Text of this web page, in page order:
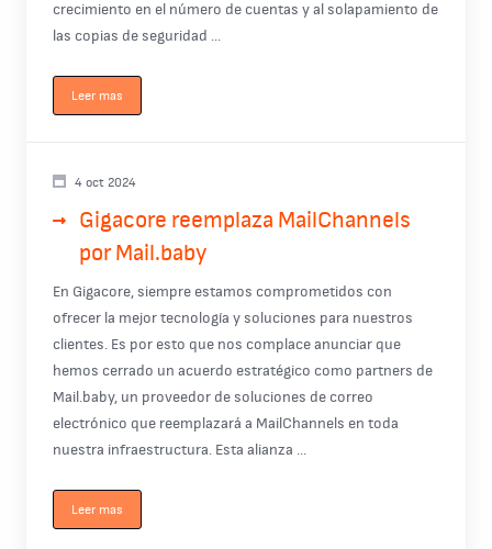
crecimiento en el número de cuentas y al solapamiento de
las copias de seguridad ...
Leer mas
4 oct 2024
Gigacore reemplaza MailChannels
por Mail.baby
En Gigacore, siempre estamos comprometidos con
ofrecer la mejor tecnología y soluciones para nuestros
clientes. Es por esto que nos complace anunciar que
hemos cerrado un acuerdo estratégico como partners de
Mail.baby, un proveedor de soluciones de correo
electrónico que reemplazará a MailChannels en toda
nuestra infraestructura. Esta alianza ...
Leer mas